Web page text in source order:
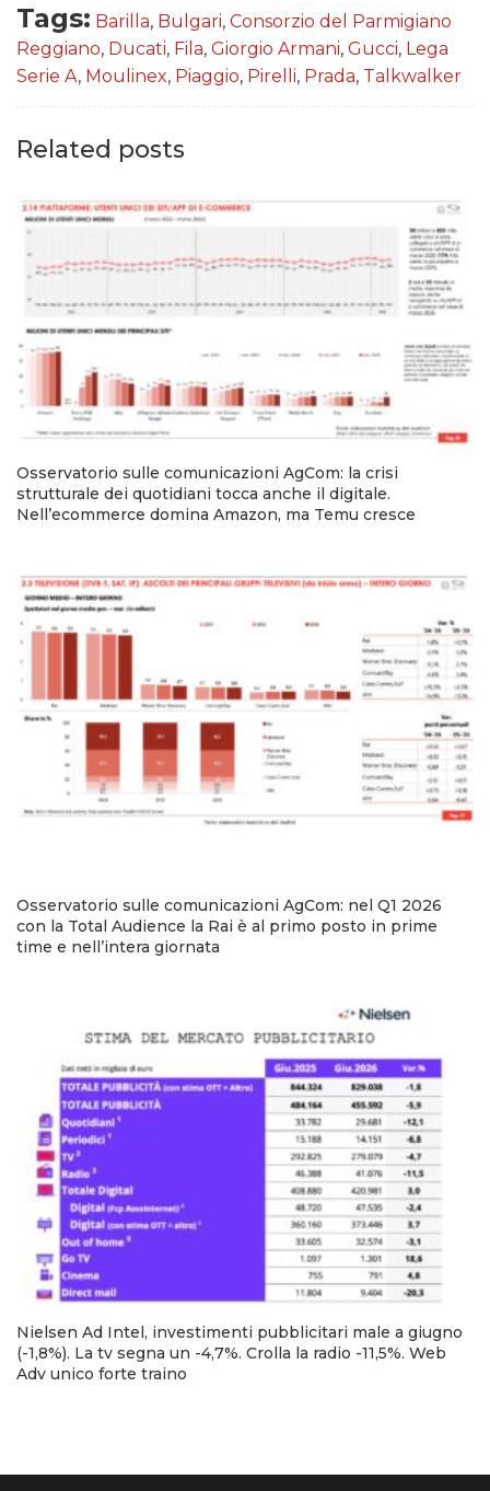
Tags: Barilla, Bulgari, Consorzio del Parmigiano
Reggiano, Ducati, Fila, Giorgio Armani, Gucci, Lega
Serie A, Moulinex, Piaggio, Pirelli, Prada, Talkwalker
Related posts
Osservatorio sulle comunicazioni AgCom: la crisi
strutturale dei quotidiani tocca anche il digitale.
Nell’ecommerce domina Amazon, ma Temu cresce
Osservatorio sulle comunicazioni AgCom: nel Q1 2026
con la Total Audience la Rai è al primo posto in prime
time e nell’intera giornata
Nielsen Ad Intel, investimenti pubblicitari male a giugno
(-1,8%). La tv segna un -4,7%. Crolla la radio -11,5%. Web
Adv unico forte traino